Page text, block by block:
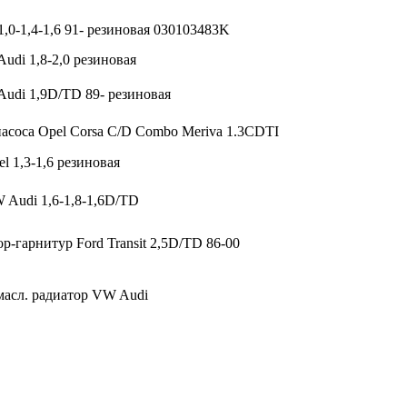
1,4-1,6 91- резиновая 030103483K
1,8-2,0 резиновая
1,9D/TD 89- резиновая
Opel Corsa C/D Combo Meriva 1.3CDTI
1,3-1,6 резиновая
Audi 1,6-1,8-1,6D/TD
гарнитур Ford Transit 2,5D/TD 86-00
радиатор VW Audi